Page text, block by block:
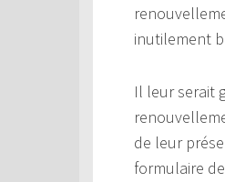
inutilement
Il leur serait
de leur
formulaire